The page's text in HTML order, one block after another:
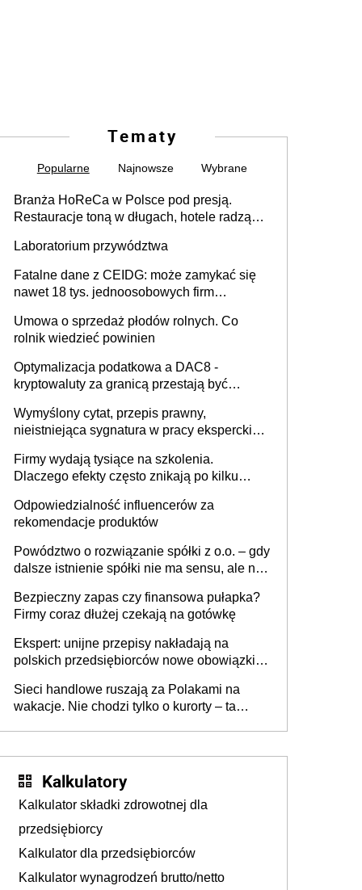
Tematy
Popularne Najnowsze Wybrane
Branża HoReCa w Polsce pod presją.
Restauracje toną w długach, hotele radzą
Laboratorium przywództwa
Fatalne dane z CEIDG: może zamykać się
nawet 18 tys. jednoosobowych firm
Umowa o sprzedaż płodów rolnych. Co
rolnik wiedzieć powinien
Optymalizacja podatkowa a DAC8 -
kryptowaluty za granicą przestają być
Wymyślony cytat, przepis prawny,
nieistniejąca sygnatura w pracy eksperckiej -
firmie
Firmy wydają tysiące na szkolenia.
Dlaczego efekty często znikają po kilku
Odpowiedzialność influencerów za
rekomendacje produktów
Powództwo o rozwiązanie spółki z o.o. – gdy
dalsze istnienie spółki nie ma sensu, ale nie
Bezpieczny zapas czy finansowa pułapka?
Firmy coraz dłużej czekają na gotówkę
Ekspert: unijne przepisy nakładają na
polskich przedsiębiorców nowe obowiązki w
Sieci handlowe ruszają za Polakami na
wakacje. Nie chodzi tylko o kurorty – ta
Kalkulatory
Kalkulator składki zdrowotnej dla
przedsiębiorcy
Kalkulator dla przedsiębiorców
Kalkulator wynagrodzeń brutto/netto